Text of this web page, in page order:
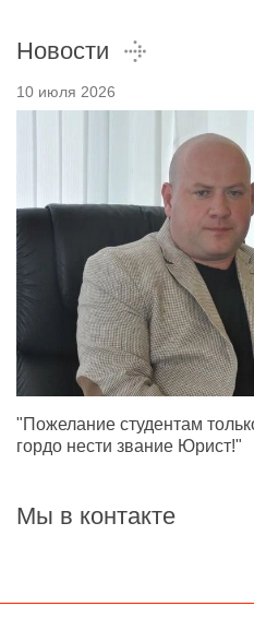
Новости
10 июля 2026
"Пожелание студентам
гордо нести звание Юрист!"
Мы в контакте